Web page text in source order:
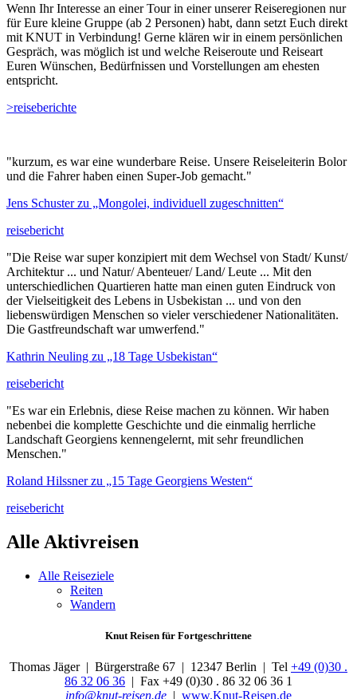
Wenn Ihr Interesse an einer Tour in einer unserer Reiseregionen nur
für Eure kleine Gruppe (ab 2 Personen) habt, dann setzt Euch direkt
mit KNUT in Verbindung! Gerne klären wir in einem persönlichen
Gespräch, was möglich ist und welche Reiseroute und Reiseart
Euren Wünschen, Bedürfnissen und Vorstellungen am ehesten
entspricht.
>reiseberichte
"kurzum, es war eine wunderbare Reise. Unsere Reiseleiterin Bolor
und die Fahrer haben einen Super-Job gemacht."
Jens Schuster zu „Mongolei, individuell zugeschnitten“
reisebericht
"Die Reise war super konzipiert mit dem Wechsel von Stadt/ Kunst/
Architektur ... und Natur/ Abenteuer/ Land/ Leute ... Mit den
unterschiedlichen Quartieren hatte man einen guten Eindruck von
der Vielseitigkeit des Lebens in Usbekistan ... und von den
liebenswürdigen Menschen so vieler verschiedener Nationalitäten.
Die Gastfreundschaft war umwerfend."
Kathrin Neuling zu „18 Tage Usbekistan“
reisebericht
"Es war ein Erlebnis, diese Reise machen zu können. Wir haben
nebenbei die komplette Geschichte und die einmalig herrliche
Landschaft Georgiens kennengelernt, mit sehr freundlichen
Menschen."
Roland Hilssner zu „15 Tage Georgiens Westen“
reisebericht
Alle Aktivreisen
Alle Reiseziele
Reiten
Wandern
Knut Reisen für Fortgeschrittene
Thomas Jäger | Bürgerstraße 67 | 12347 Berlin | Tel +49 (0)30 .
86 32 06 36 | Fax +49 (0)30 . 86 32 06 36 1
info@knut-reisen.de | www.Knut-Reisen.de